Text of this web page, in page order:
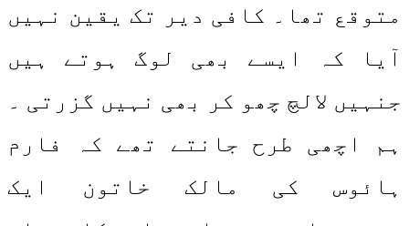
متوقع تھا۔ کافی دیر تک یقین نہیں
آیا کہ ایسے بھی لوگ ہوتے ہیں
جنہیں لالچ چھو کر بھی نہیں گزرتی ۔
ہم اچھی طرح جانتے تھے کہ فارم
ہائوس کی مالک خاتون ایک